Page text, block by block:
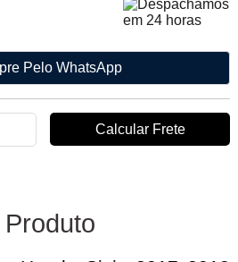
Pelo WhatsApp